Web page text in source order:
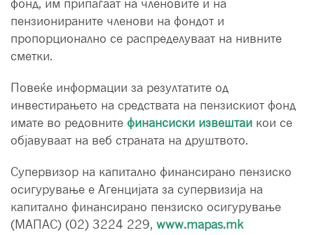
фонд, им припаѓаат на членовите и на
пензионираните членови на фондот и
пропорционално се распределуваат на нивните
сметки.
Повеќе информации за резултатите од
инвестирањето на средствата на пензискиот фонд
имате во редовните финансиски извештаи кои се
објавуваат на веб страната на друштвото.
Супервизор на капитално финансирано пензиско
осигурување е Агенцијата за супервизија на
капитално финансирано пензиско осигурување
(МАПАС) (02) 3224 229, www.mapas.mk